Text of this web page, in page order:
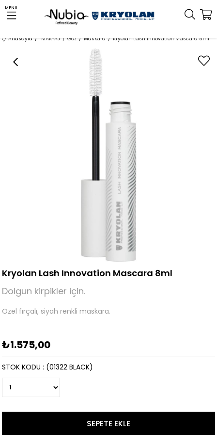
MENU
Anasayfa MAKYAJ Göz Maskara Kryolan Lash Innovation Mascara 8ml
Kryolan Lash Innovation Mascara 8ml
Dolgun kirpikler için.
Özel fırçalı, siyah renkli maskara.
₺1.575,00
(01322 BLACK)
STOK KODU